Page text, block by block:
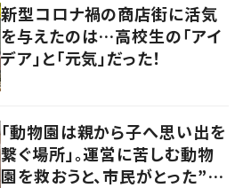
新型コロナ禍の商店街に活気
を与えたのは…高校生の「アイ
デア」と「元気」だった！
「動物園は親から子へ思い出を
繋ぐ場所」。運営に苦しむ動物
園を救おうと、市民がとった”あ